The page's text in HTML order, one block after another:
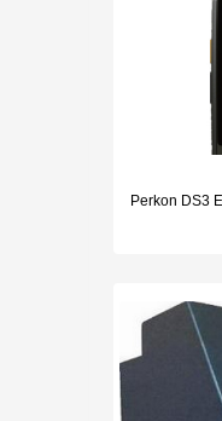
Perkon DS3